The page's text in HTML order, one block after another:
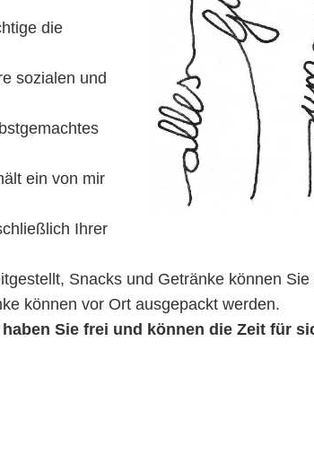
die
sozialen und
ein von mir
Ihrer
Snacks und Getränke können
können vor Ort ausgepackt werden.
Sie frei und können die Zeit für